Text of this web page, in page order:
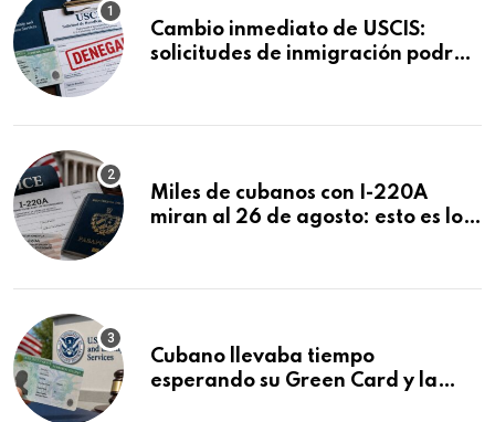
Cambio inmediato de USCIS:
solicitudes de inmigración podrán
Miles de cubanos con I-220A
miran al 26 de agosto: esto es lo
Cubano llevaba tiempo
esperando su Green Card y la